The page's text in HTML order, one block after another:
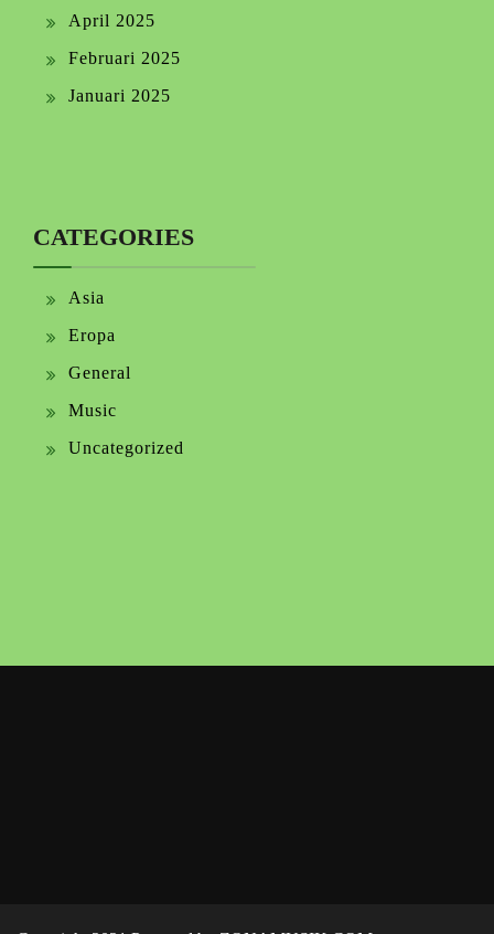
April 2025
Februari 2025
Januari 2025
CATEGORIES
Asia
Eropa
General
Music
Uncategorized